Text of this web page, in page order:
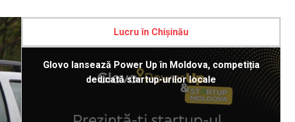
Lucru în Chișinău
Glovo lansează Power Up în Moldova, competiția
dedicată startup-urilor locale